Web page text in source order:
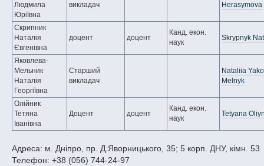
Людмила
Юріївна
викладач
Herasymova
Скрипник
Наталія
Євгенівна
доцент доцент
Канд. екон.
наук
Skrypnyk
Яковлева-
Мельник
Наталія
Георгіївна
Старший
викладач
Nataliia
Melnyk
Олійник
Тетяна
Іванівна
Доцент доцент
Канд. екон.
наук
Tetyana
Адреса: м. Дніпро, пр. Д.Яворницького, 35; 5 корп. ДНУ, кімн. 53
Телефон: +38 (056) 744-24-97